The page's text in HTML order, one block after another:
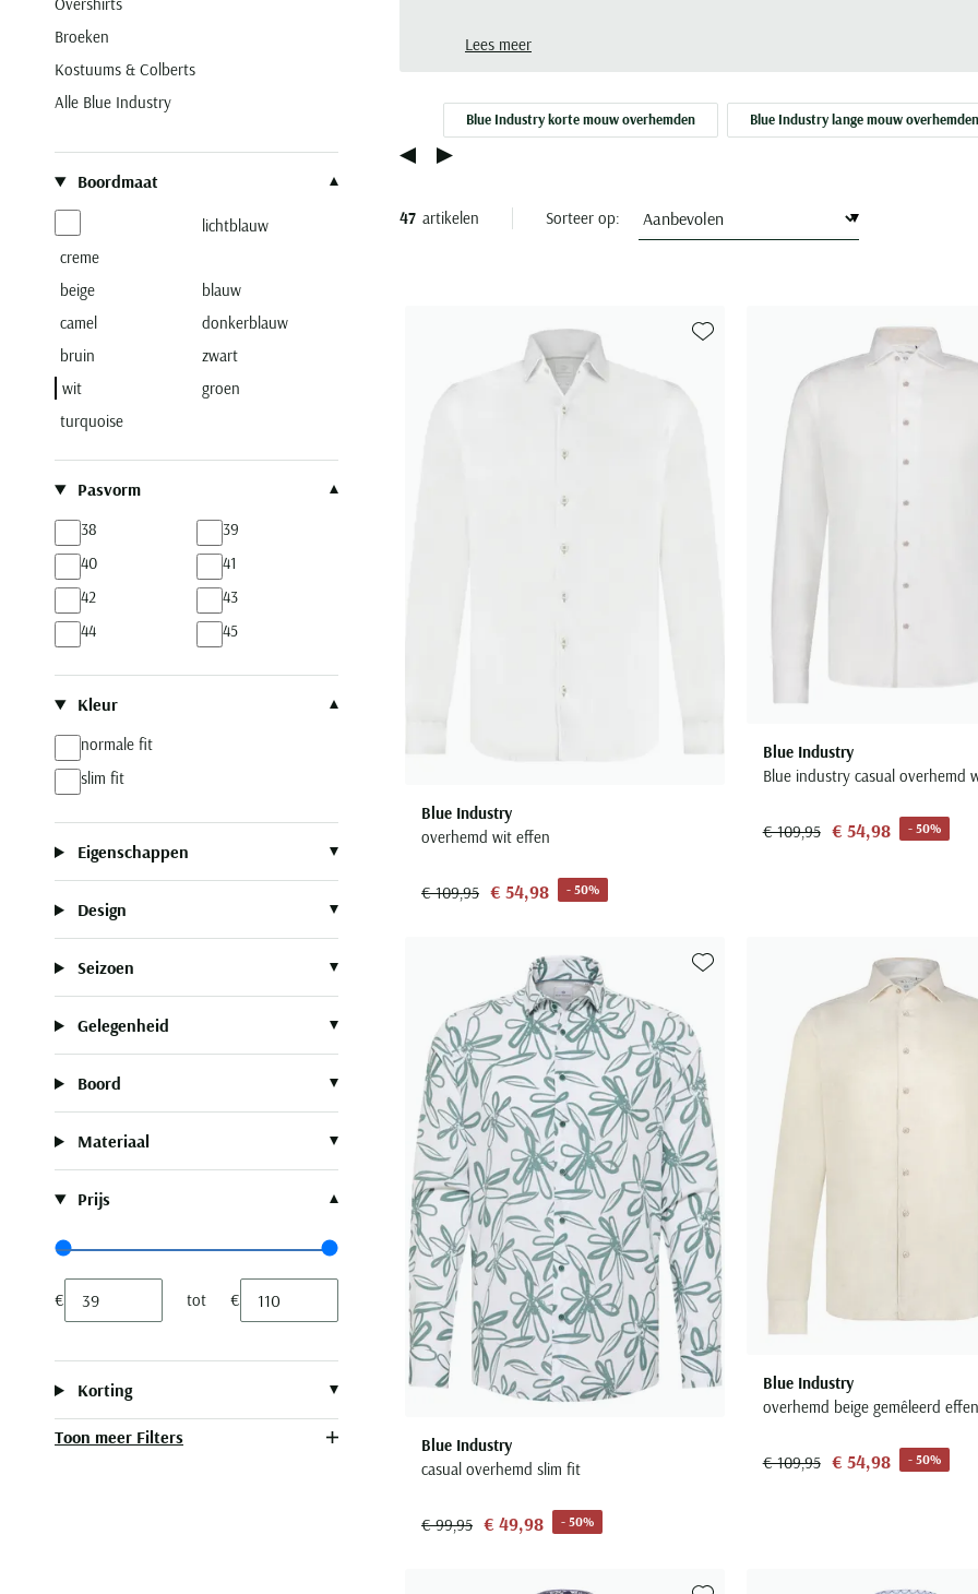
Lees meer
Blue Industry korte mouw overhemden Blue Industry lange mouw overhemden
Broeken
Kostuums & Colberts
Alle Blue Industry
Boordmaat
creme
lichtblauw
beige
blauw
camel
donkerblauw
bruin
zwart
wit
groen
turquoise
Pasvorm
38
39
40
41
42
43
44
45
Kleur
normale fit
slim fit
Eigenschappen
Design
Seizoen
Gelegenheid
Boord
Materiaal
Prijs
Range slider min value
Range slider max value
Minimum value input
€ tot
Maximum value input
€
Korting
Toon meer Filters
47 artikelen Sorteer op:
Blue Industry
overhemd wit effen
€ 109,95 € 54,98 - 50%
Toevoegen aan favorieten
Blue Industry
Blue industry casual overhemd
€ 109,95 € 54,98 - 50%
Blue Industry
casual overhemd slim fit
€ 99,95 € 49,98 - 50%
Toevoegen aan favorieten
Blue Industry
overhemd beige gemêleerd effen
€ 109,95 € 54,98 - 50%